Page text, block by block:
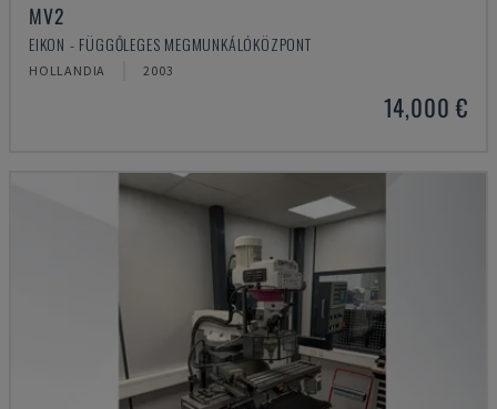
MV2
EIKON - FÜGGŐLEGES MEGMUNKÁLÓKÖZPONT
HOLLANDIA 2003
14,000 €